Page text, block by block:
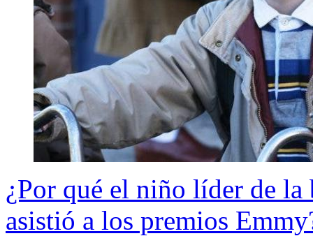
¿Por qué el niño líder de
asistió a los premios